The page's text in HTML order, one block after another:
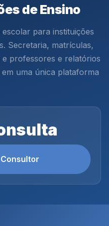
de Ensino
para instituições
Secretaria, matrículas,
professores e relatórios
uma única plataforma